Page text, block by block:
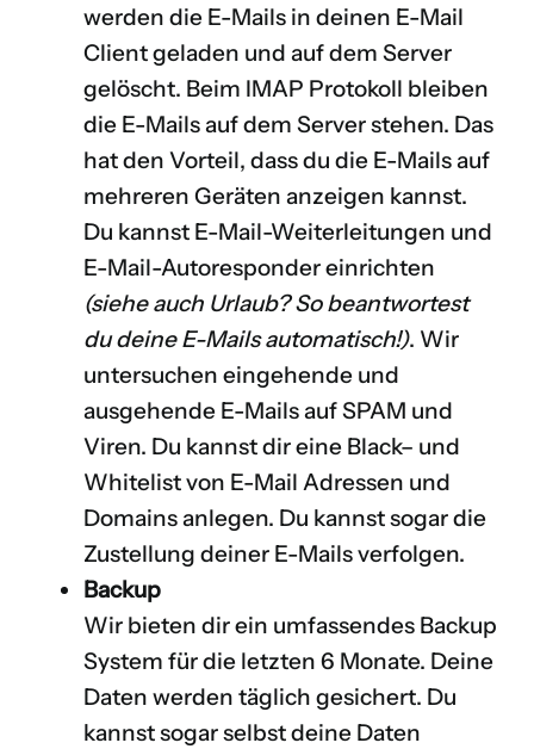
werden die E-Mails in deinen E-Mail
Client geladen und auf dem Server
gelöscht. Beim IMAP Protokoll bleiben
die E-Mails auf dem Server stehen. Das
hat den Vorteil, dass du die E-Mails auf
mehreren Geräten anzeigen kannst.
Du kannst E-Mail-Weiterleitungen und
E-Mail-Autoresponder einrichten
(siehe auch Urlaub? So beantwortest
du deine E-Mails automatisch!). Wir
untersuchen eingehende und
ausgehende E-Mails auf SPAM und
Viren. Du kannst dir eine Black– und
Whitelistvon E-Mail Adressen und
Domains anlegen. Du kannst sogar die
Zustellung deiner E-Mails verfolgen.
Backup
Wir bieten dir ein umfassendes Backup
System für die letzten 6 Monate. Deine
Daten werden täglich gesichert. Du
kannst sogar selbst deine Daten